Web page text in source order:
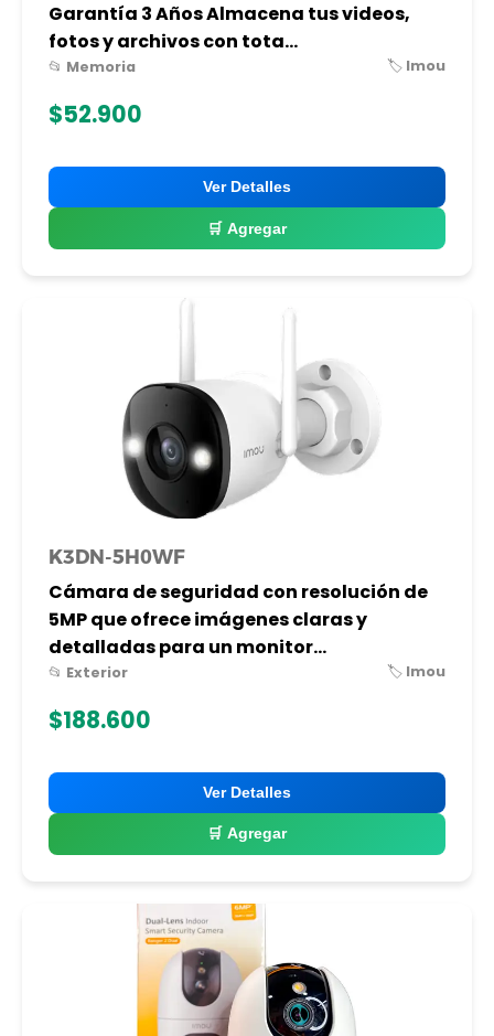
Garantía 3 Años Almacena tus videos,
fotos y archivos con tota...
📂 Memoria 🏷️ Imou
$52.900
Ver Detalles
🛒 Agregar
K3DN-5H0WF
Cámara de seguridad con resolución de
5MP que ofrece imágenes claras y
detalladas para un monitor...
📂 Exterior 🏷️ Imou
$188.600
Ver Detalles
🛒 Agregar